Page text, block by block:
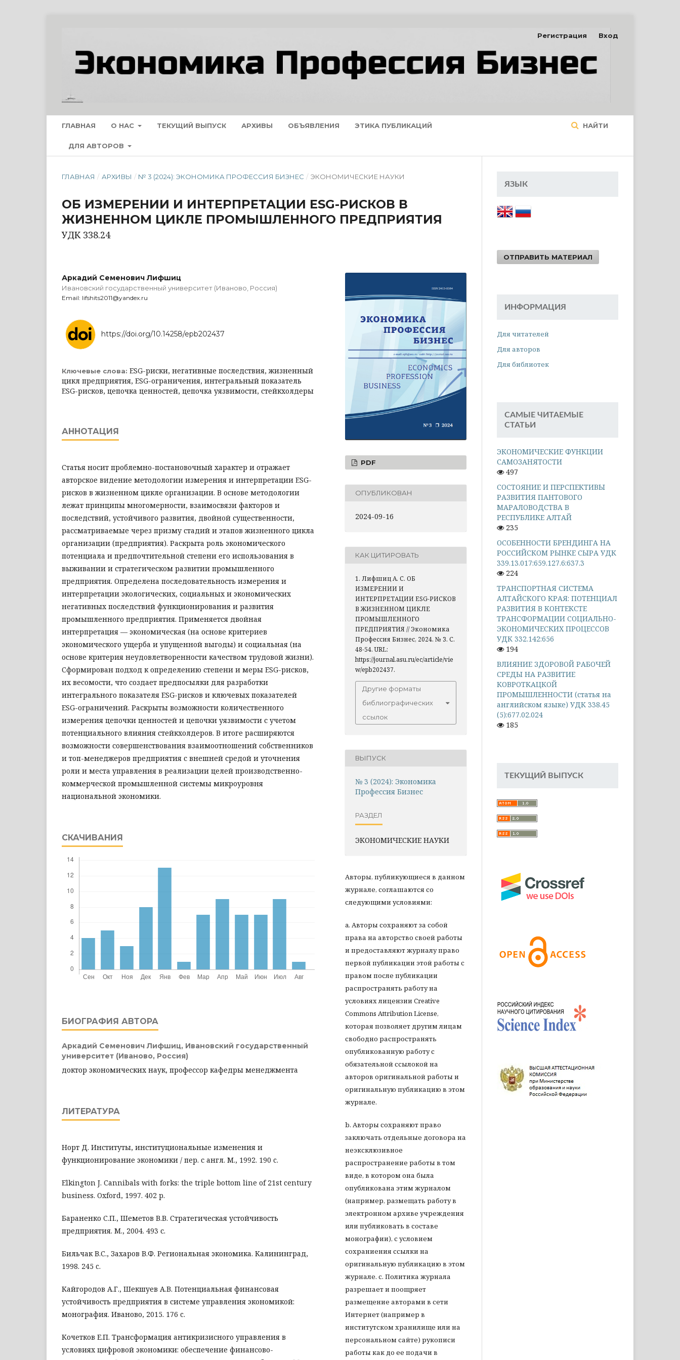
ГЛАВНАЯ О НАС ТЕКУЩИЙ ВЫПУСК АРХИВЫ ОБЪЯВЛЕНИЯ ЭТИКА ПУБЛИКАЦИЙ
ДЛЯ АВТОРОВ
НАЙТИ
Регистрация Вход
ГЛАВНАЯ / АРХИВЫ / № 3 (2024): ЭКОНОМИКА ПРОФЕССИЯ БИЗНЕС / ЭКОНОМИЧЕСКИЕ НАУКИ
ОБ ИЗМЕРЕНИИ И ИНТЕРПРЕТАЦИИ ESG-РИСКОВ В
ЖИЗНЕННОМ ЦИКЛЕ ПРОМЫШЛЕННОГО ПРЕДПРИЯТИЯ
УДК 338.24
Аркадий Семенович Лифшиц
Ивановский государственный университет (Иваново, Россия)
Email: lifshits2011@yandex.ru
https://doi.org/10.14258/epb202437
Ключевые слова: ESG-риски, негативные последствия, жизненный
цикл предприятия, ESG-ограничения, интегральный показатель
ESG-рисков, цепочка ценностей, цепочка уязвимости, стейкхолдеры
АННОТАЦИЯ
Статья носит проблемно-постановочный характер и отражает
авторское видение методологии измерения и интерпретации ESG-
рисков в жизненном цикле организации. В основе методологии
лежат принципы многомерности, взаимосвязи факторов и
последствий, устойчивого развития, двойной существенности,
рассматриваемые через призму стадий и этапов жизненного цикла
организации (предприятия). Раскрыта роль экономического
потенциала и предпочтительной степени его использования в
выживании и стратегическом развитии промышленного
предприятия. Определена последовательность измерения и
интерпретации экологических, социальных и экономических
негативных последствий функционирования и развития
промышленного предприятия. Применяется двойная
интерпретация — экономическая (на основе критериев
экономического ущерба и упущенной выгоды) и социальная (на
основе критерия неудовлетворенности качеством трудовой жизни).
Сформирован подход к определению степени и меры ESG-рисков,
их весомости, что создает предпосылки для разработки
интегрального показателя ESG-рисков и ключевых показателей
ESG-ограничений. Раскрыты возможности количественного
измерения цепочки ценностей и цепочки уязвимости с учетом
потенциального влияния стейкхолдеров. В итоге расширяются
возможности совершенствования взаимоотношений собственников
и топ-менеджеров предприятия с внешней средой и уточнения
роли и места управления в реализации целей производственно-
коммерческой промышленной системы микроуровня
национальной экономики.
СКАЧИВАНИЯ
БИОГРАФИЯ АВТОРА
Аркадий Семенович Лифшиц, Ивановский государственный
университет (Иваново, Россия)
доктор экономических наук, профессор кафедры менеджмента
ЛИТЕРАТУРА
Норт Д. Институты, институциональные изменения и
функционирование экономики / пер. с англ. М., 1992. 190 c.
Elkington J. Cannibals with forks: the triple bottom line of 21st century
business. Oxford, 1997. 402 p.
Бараненко C.П., Шеметов В.В. Стратегическая устойчивость
предприятия. М., 2004. 493 с.
Бильчак В.С., Захаров В.Ф. Региональная экономика. Калининград,
1998. 245 c.
Кайгородов А.Г., Шекшуев А.В. Потенциальная финансовая
устойчивость предприятия в системе управления экономикой:
монография. Иваново, 2015. 176 c.
Кочетков Е.П. Трансформация антикризисного управления в
условиях цифровой экономики: обеспечение финансово-
PDF
ОПУБЛИКОВАН
2024-09-16
КАК ЦИТИРОВАТЬ
1. Лифшиц А. С. ОБ
ИЗМЕРЕНИИ И
ИНТЕРПРЕТАЦИИ ESG-РИСКОВ
В ЖИЗНЕННОМ ЦИКЛЕ
ПРОМЫШЛЕННОГО
ПРЕДПРИЯТИЯ // Экономика
Профессия Бизнес, 2024. № 3. С.
48-54. URL:
https://journal.asu.ru/ec/article/vie
w/epb202437.
Другие форматы
библиографических
ссылок
ВЫПУСК
№ 3 (2024): Экономика
Профессия Бизнес
РАЗДЕЛ
ЭКОНОМИЧЕСКИЕ НАУКИ
Авторы, публикующиеся в данном
журнале, соглашаются со
следующими условиями:
a. Авторы сохраняют за собой
права на авторство своей работы
и предоставляют журналу право
первой публикации этой работы с
правом после публикации
распространять работу на
условиях лицензии Creative
Commons Attribution License,
которая позволяет другим лицам
свободно распространять
опубликованную работу с
обязательной ссылокой на
авторов оригинальной работы и
оригинальную публикацию в этом
журнале.
b. Авторы сохраняют право
заключать отдельные договора на
неэксклюзивное
распространение работы в том
виде, в котором она была
опубликована этим журналом
(например, размещать работу в
электронном архиве учреждения
или публиковать в составе
монографии), с условием
сохраниения ссылки на
оригинальную публикацию в этом
журнале. с. Политика журнала
разрешает и поощряет
размещение авторами в сети
Интернет (например в
институтском хранилище или на
персональном сайте) рукописи
работы как до ее подачи в
ЯЗЫК
ОТПРАВИТЬ МАТЕРИАЛ
ИНФОРМАЦИЯ
Для читателей
Для авторов
Для библиотек
САМЫЕ ЧИТАЕМЫЕ
СТАТЬИ
ЭКОНОМИЧЕСКИЕ ФУНКЦИИ
САМОЗАНЯТОСТИ
497
СОСТОЯНИЕ И ПЕРСПЕКТИВЫ
РАЗВИТИЯ ПАНТОВОГО
МАРАЛОВОДСТВА В
РЕСПУБЛИКЕ АЛТАЙ
235
ОСОБЕННОСТИ БРЕНДИНГА НА
РОССИЙСКОМ РЫНКЕ СЫРА УДК
339.13.017:659.127.6:637.3
224
ТРАНСПОРТНАЯ СИСТЕМА
АЛТАЙСКОГО КРАЯ: ПОТЕНЦИАЛ
РАЗВИТИЯ В КОНТЕКСТЕ
ТРАНСФОРМАЦИИ СОЦИАЛЬНО-
ЭКОНОМИЧЕСКИХ ПРОЦЕССОВ
УДК 332.142:656
194
ВЛИЯНИЕ ЗДОРОВОЙ РАБОЧЕЙ
СРЕДЫ НА РАЗВИТИЕ
КОВРОТКАЦКОЙ
ПРОМЫШЛЕННОСТИ (статья на
английском языке) УДК 338.45
(5):677.02.024
185
ТЕКУЩИЙ ВЫПУСК